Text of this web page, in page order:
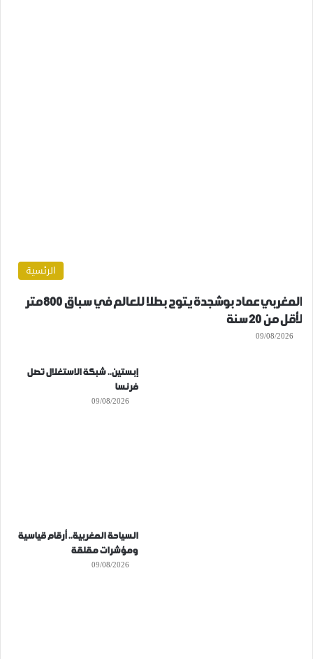
الرئسية
المغربي عماد بوشجدة يتوج بطلا للعالم في سباق 800 متر
لأقل من 20 سنة
09/08/2026
إبستين.. شبكة الاستغلال تصل
فرنسا
09/08/2026
السياحة المغربية.. أرقام قياسية
ومؤشرات مقلقة
09/08/2026